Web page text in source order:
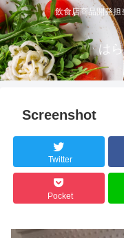
飲食店商品開発担
は
Screenshot
Twitter
Pocket